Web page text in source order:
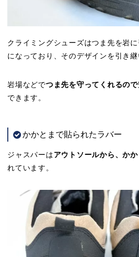
クライミングシューズはつま先を岩
になっており、そのデザインを引き継
岩場などでつま先を守ってくれるの
できます。
かかとまで貼られたラバー
ジャスパーはアウトソールから、か
れています。